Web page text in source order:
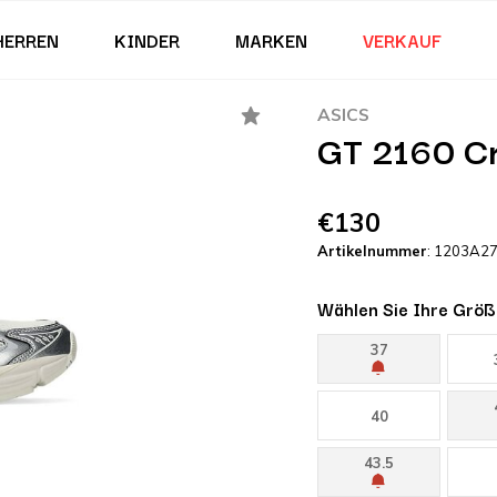
KINDER MARKEN VERKAUF
ASICS
GT 2160
€130
Artikelnummer:
Wählen Sie Ihre
37
40
43.5